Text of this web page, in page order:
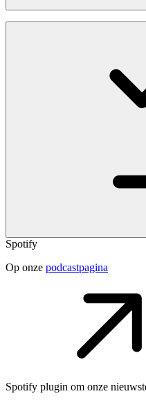
Spotify
Op onze podcastpagina
Spotify plugin om onze